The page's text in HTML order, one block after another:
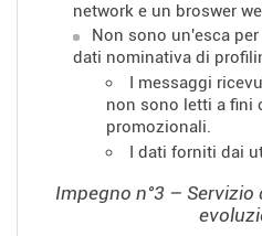
network e un broswer
Non sono un'esca
dati nominativa di
I messaggi
non sono letti a fini
promozionali.
I dati forniti dai
Impegno n°3 –